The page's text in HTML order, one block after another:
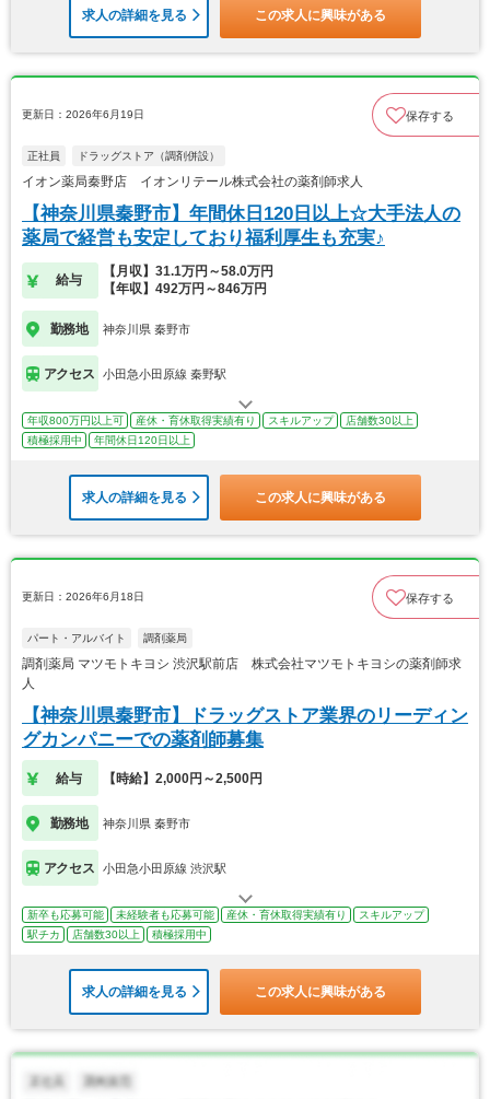
求人の詳細を見る この求人に興味がある
更新日：2026年6月19日 保存する
正社員 ドラッグストア（調剤併設）
イオン薬局秦野店 イオンリテール株式会社の薬剤師求人
【神奈川県秦野市】年間休日120日以上☆大手法人の
薬局で経営も安定しており福利厚生も充実♪
給与
【月収】31.1万円～58.0万円
【年収】492万円～846万円
勤務地 神奈川県 秦野市
アクセス 小田急小田原線 秦野駅
年収800万円以上可 産休・育休取得実績有り スキルアップ
店舗数30以上
積極採用中
年間休日120日以上
求人の詳細を見る この求人に興味がある
更新日：2026年6月18日 保存する
パート・アルバイト 調剤薬局
調剤薬局 マツモトキヨシ 渋沢駅前店 株式会社マツモトキヨシの薬剤師求
人
【神奈川県秦野市】ドラッグストア業界のリーディン
グカンパニーでの薬剤師募集
給与 【時給】2,000円～2,500円
勤務地 神奈川県 秦野市
アクセス 小田急小田原線 渋沢駅
新卒も応募可能 未経験者も応募可能 産休・育休取得実績有り
スキルアップ
駅チカ
店舗数30以上 積極採用中
求人の詳細を見る この求人に興味がある